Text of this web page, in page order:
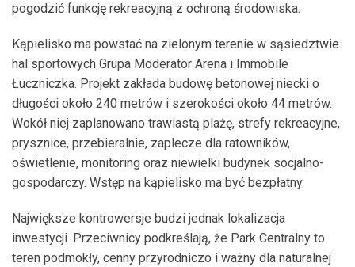
pogodzić funkcję rekreacyjną z ochroną środowiska.
Kąpielisko ma powstać na zielonym terenie w sąsiedztwie
hal sportowych Grupa Moderator Arena i Immobile
Łuczniczka. Projekt zakłada budowę betonowej niecki o
długości około 240 metrów i szerokości około 44 metrów.
Wokół niej zaplanowano trawiastą plażę, strefy rekreacyjne,
prysznice, przebieralnie, zaplecze dla ratowników,
oświetlenie, monitoring oraz niewielki budynek socjalno-
gospodarczy. Wstęp na kąpielisko ma być bezpłatny.
Największe kontrowersje budzi jednak lokalizacja
inwestycji. Przeciwnicy podkreślają, że Park Centralny to
teren podmokły, cenny przyrodniczo i ważny dla naturalnej